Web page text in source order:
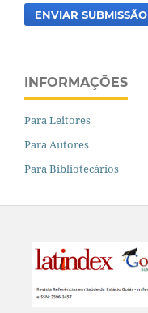
ENVIAR SUBMISSÃO
INFORMAÇÕES
Para Leitores
Para Autores
Para Bibliotecários